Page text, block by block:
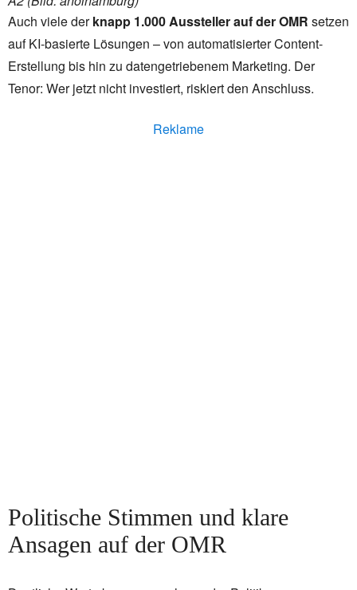
Auch viele derknapp 1.000 Aussteller auf der OMR setzen
auf KI-basierte Lösungen – von automatisierter Content-
Erstellung bis hin zu datengetriebenem Marketing. Der
Tenor: Wer jetzt nicht investiert, riskiert den Anschluss.
Reklame
Politische Stimmen und klare
Ansagen auf der OMR